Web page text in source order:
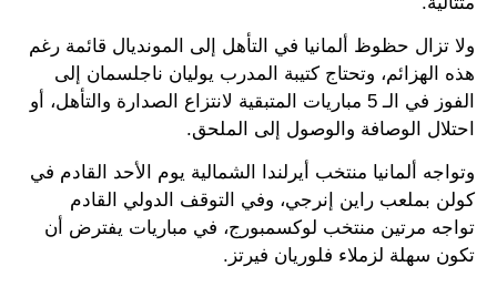
ولا تزال حظوظ ألمانيا في التأهل إلى المونديال قائمة رغم
هذه الهزائم، وتحتاج كتيبة المدرب يوليان ناجلسمان إلى
الفوز في الـ 5 مباريات المتبقية لانتزاع الصدارة والتأهل، أو
احتلال الوصافة والوصول إلى الملحق.
وتواجه ألمانيا منتخب أيرلندا الشمالية يوم الأحد القادم في
كولن بملعب راين إنرجي، وفي التوقف الدولي القادم
تواجه مرتين منتخب لوكسمبورج، في مباريات يفترض أن
تكون سهلة لزملاء فلوريان فيرتز.